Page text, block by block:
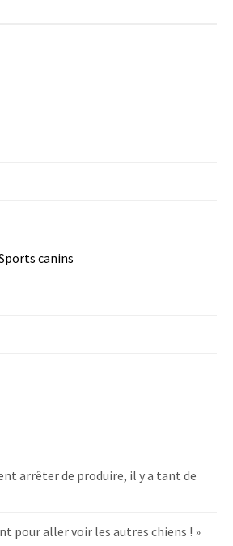
canins
arrêter de produire, il y a tant de
pour aller voir les autres chiens ! »